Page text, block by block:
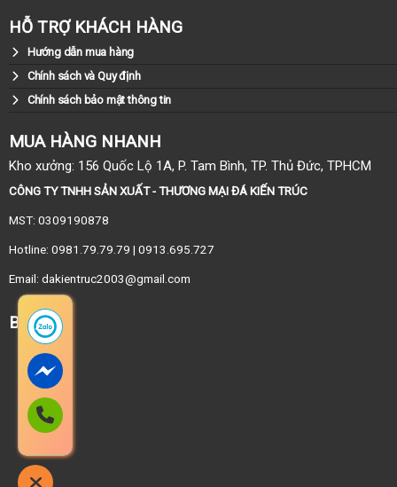
HỖ TRỢ KHÁCH HÀNG
Hướng dẫn mua hàng
Chính sách và Quy định
Chính sách bảo mật thông tin
MUA HÀNG NHANH
Kho xưởng: 156 Quốc Lộ 1A, P. Tam Bình, TP. Thủ Đức, TPHCM
CÔNG TY TNHH SẢN XUẤT - THƯƠNG MẠI ĐÁ KIẾN TRÚC
MST: 0309190878
Hotline: 0981.79.79.79 | 0913.695.727
Email: dakientruc2003@gmail.com
BẢN ĐỒ